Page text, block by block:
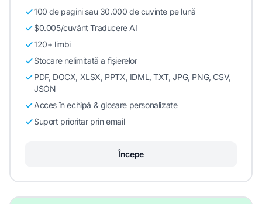
100 de pagini sau 30.000 de cuvinte pe lună
$0.005/cuvânt Traducere AI
120+ limbi
Stocare nelimitată a fișierelor
PDF, DOCX, XLSX, PPTX, IDML, TXT, JPG, PNG, CSV,
JSON
Acces în echipă & glosare personalizate
Suport prioritar prin email
Începe